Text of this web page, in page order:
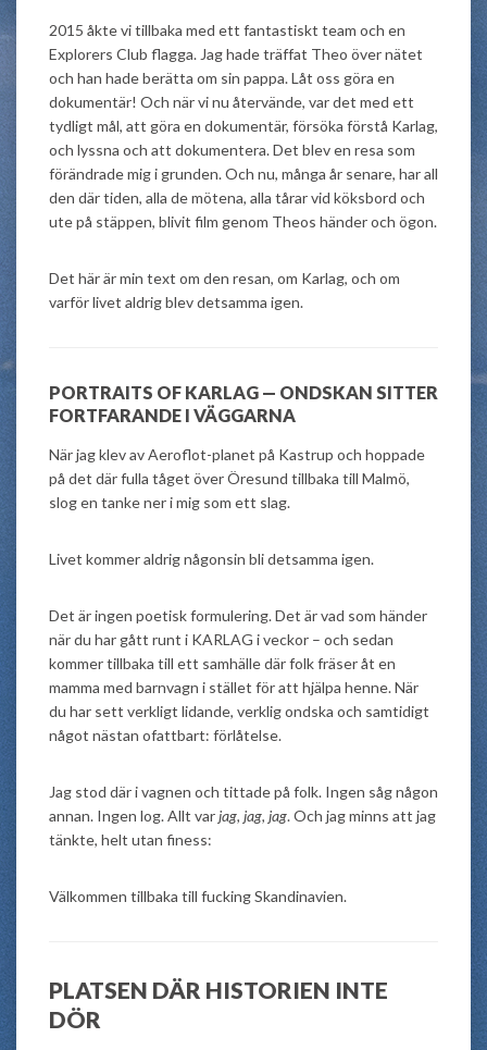
2015 åkte vi tillbaka med ett fantastiskt team och en
Explorers Club flagga. Jag hade träffat Theo över nätet
och han hade berätta om sin pappa. Låt oss göra en
dokumentär! Och när vi nu återvände, var det med ett
tydligt mål, att göra en dokumentär, försöka förstå Karlag,
och lyssna och att dokumentera. Det blev en resa som
förändrade mig i grunden. Och nu, många år senare, har all
den där tiden, alla de mötena, alla tårar vid köksbord och
ute på stäppen, blivit film genom Theos händer och ögon.
Det här är min text om den resan, om Karlag, och om
varför livet aldrig blev detsamma igen.
PORTRAITS OF KARLAG — ONDSKAN SITTER
FORTFARANDE I VÄGGARNA
När jag klev av Aeroflot-planet på Kastrup och hoppade
på det där fulla tåget över Öresund tillbaka till Malmö,
slog en tanke ner i mig som ett slag.
Livet kommer aldrig någonsin bli detsamma igen.
Det är ingen poetisk formulering. Det är vad som händer
när du har gått runt i KARLAG i veckor – och sedan
kommer tillbaka till ett samhälle där folk fräser åt en
mamma med barnvagn i stället för att hjälpa henne. När
du har sett verkligt lidande, verklig ondska och samtidigt
något nästan ofattbart: förlåtelse.
Jag stod där i vagnen och tittade på folk. Ingen såg någon
annan. Ingen log. Allt varjag, jag, jag. Och jag minns att jag
tänkte, helt utan finess:
Välkommen tillbaka till fucking Skandinavien.
PLATSEN DÄR HISTORIEN INTE
DÖR